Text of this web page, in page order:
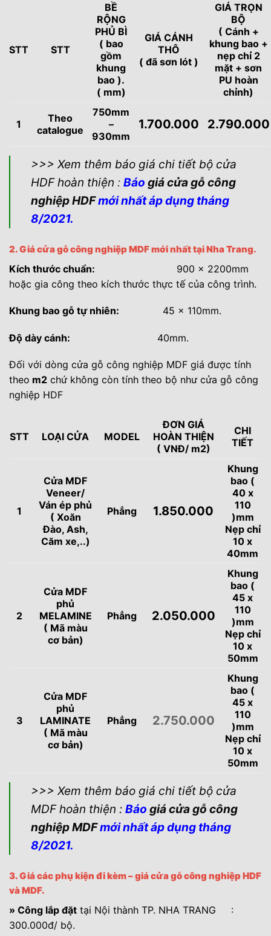
STT STT
BỀ
RỘNG
PHỦ BÌ
( bao
gồm
khung
bao ).
( mm)
GIÁ CÁNH
THÔ
( đã sơn lót )
GIÁ TRỌN
BỘ
( Cánh +
khung bao +
nẹp chỉ 2
mặt + sơn
PU hoàn
chỉnh)
1
Theo
catalogue
750mm
–
930mm
1.700.000 2.790.000
>>> Xem thêm báo giá chi tiết bộ cửa
HDF hoàn thiện : Báo giá cửa gỗ công
nghiệp HDFmới nhất áp dụng tháng
8/2021.
2. Giá cửa gỗ công nghiệp MDF mới nhất tại Nha Trang.
Kích thước chuẩn: 900 x 2200mm
hoặc gia công theo kích thước thực tế của công trình.
Khung bao gỗ tự nhiên: 45 x 110mm.
Độ dày cánh: 40mm.
Đối với dòng cửa gỗ công nghiệp MDF giá được tính
theo m2 chứ không còn tính theo bộ như cửa gỗ công
nghiệp HDF
STT LOẠI CỬA MODEL
ĐƠN GIÁ
HOÀN THIỆN
( VNĐ/ m2)
CHI
TIẾT
1
Cửa MDF
Veneer/
Ván ép phủ
( Xoăn
Đào, Ash,
Căm xe,..)
Phẳng 1.850.000
Khung
bao (
40 x
110
)mm
Nẹp chỉ
10 x
40mm
2
Cửa MDF
phủ
MELAMINE
( Mã màu
cơ bản)
Phẳng 2.050.000
Khung
bao (
45 x
110
)mm
Nẹp chỉ
10 x
50mm
3
Cửa MDF
phủ
LAMINATE
( Mã màu
cơ bản)
Phẳng 2.750.000
Khung
bao (
45 x
110
)mm
Nẹp chỉ
10 x
50mm
>>> Xem thêm báo giá chi tiết bộ cửa
MDF hoàn thiện : Báo giá cửa gỗ công
nghiệp MDFmới nhất áp dụng tháng
8/2021.
3. Giá các phụ kiện đi kèm – giá cửa gỗ công nghiệp HDF
và MDF.
» Công lắp đặt tại Nội thành TP. NHA TRANG :
300.000đ/ bộ.